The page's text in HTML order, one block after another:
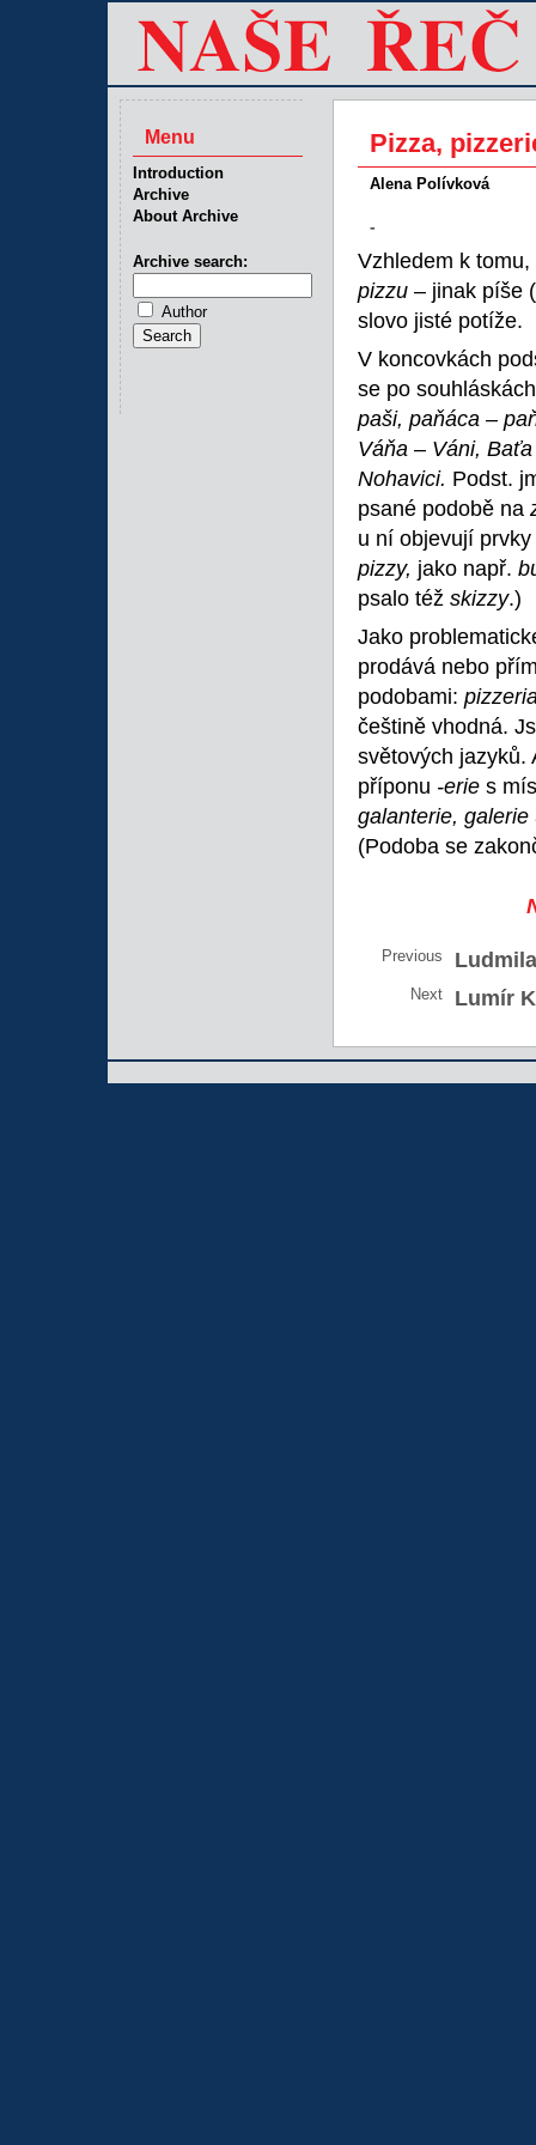
Pizza,
Alena Polívková
-
Vzhledem k
pizzu – jinak píše (
slovo jisté potíže.
V koncovkách
se po
paši, paňáca –
Váňa – Váni,
Nohavici. Podst.
psané podobě na
u ní objevují
pizzy, jako např.
psalo též skizzy.)
Jako
prodává nebo
podobami:
češtině vhodná.
světových jazyků.
příponu -erie s
galanterie, galerie
(Podoba se
Previous
Next Lumír
Menu
Introduction
Archive
About Archive
Archive search:
Author